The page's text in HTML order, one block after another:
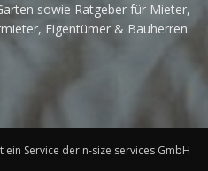
sowie Ratgeber für Mieter,
Eigentümer & Bauherren.
Service der n-size services GmbH